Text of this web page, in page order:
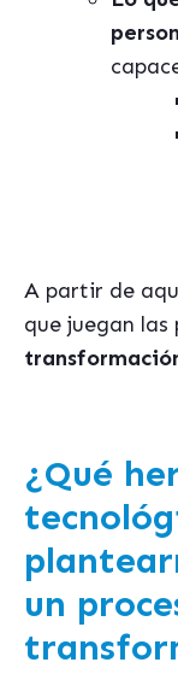
A partir de
que juegan las
¿Qué
un